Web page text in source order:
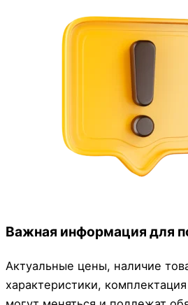
Важная информация для
Актуальные цены, наличие
характеристики,